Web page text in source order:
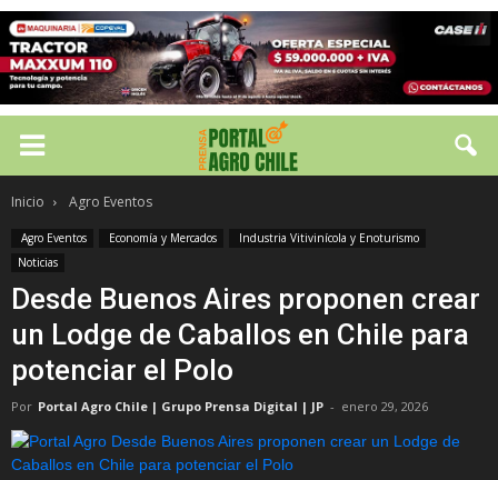
Inicio Agro Eventos
Agro Eventos Economía y Mercados
Industria Vitivinícola y Enoturismo
Noticias
Desde Buenos Aires proponen crear
un Lodge de Caballos en Chile para
potenciar el Polo
Por Portal Agro Chile | Grupo Prensa Digital | JP - enero 29, 2026